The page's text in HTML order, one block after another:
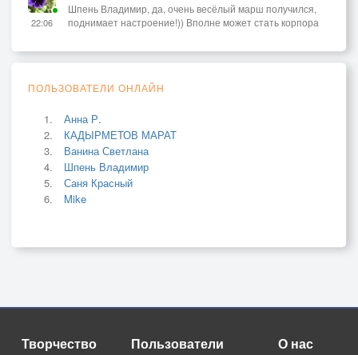
22:06
Шпень Владимир, да, очень весёлый марш получился,
поднимает настроение!)) Вполне может стать корпора
ПОЛЬЗОВАТЕЛИ ОНЛАЙН
Анна Р.
КАДЫРМЕТОВ МАРАТ
Ванина Светлана
Шпень Владимир
Саня Красный
Mike
Творчество Пользователи О нас